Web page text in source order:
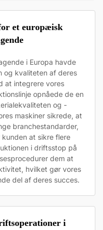
et europæisk
i Europa havde
og kvaliteten af deres
at integrere vores
opnåede de en
og -
maskiner sikrede, at
branchestandarder,
at sikre flere
i driftsstop på
dem at
hvilket gør vores
del af deres succes.
i